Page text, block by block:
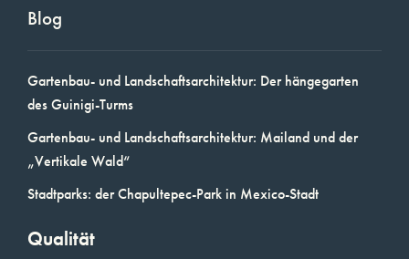
Blog
Gartenbau- und Landschaftsarchitektur: Der hängegarten
des Guinigi-Turms
Gartenbau- und Landschaftsarchitektur: Mailand und der
„Vertikale Wald“
Stadtparks: der Chapultepec-Park in Mexico-Stadt
Qualität